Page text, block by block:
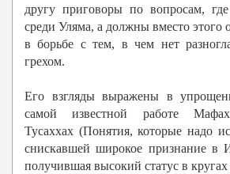
другу приговоры по вопросам, где
среди Уляма, а должны вместо этого
в борьбе с тем, в чем нет
грехом.
Его взгляды выражены в
самой известной работе
Тусаххах (Понятия, которые надо
снискавшей широкое признание в
получившая высокий статус в